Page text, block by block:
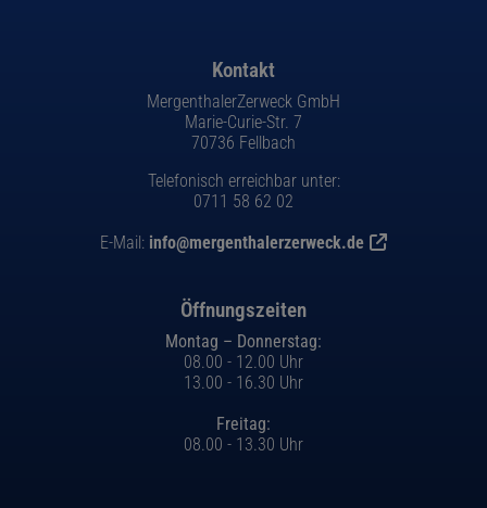
Kontakt
MergenthalerZerweck GmbH
Marie-Curie-Str. 7
70736 Fellbach
Telefonisch erreichbar unter:
0711 58 62 02
E-Mail: info@mergenthalerzerweck.de
Öffnungszeiten
Montag – Donnerstag:
08.00 - 12.00 Uhr
13.00 - 16.30 Uhr
Freitag:
08.00 - 13.30 Uhr